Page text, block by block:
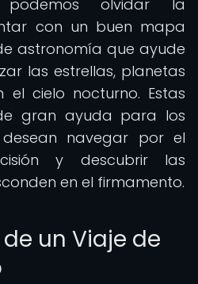
olvidar la
con un buen mapa
astronomía que ayude
las estrellas, planetas
el cielo nocturno. Estas
gran ayuda para los
navegar por el
y descubrir las
en el firmamento.
un Viaje de